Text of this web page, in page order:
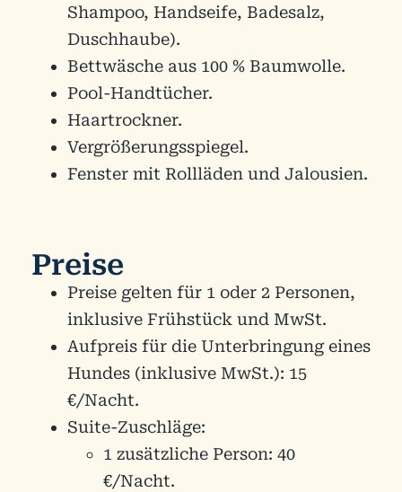
Shampoo, Handseife, Badesalz,
Duschhaube).
Bettwäsche aus 100 % Baumwolle.
Pool-Handtücher.
Haartrockner.
Vergrößerungsspiegel.
Fenster mit Rollläden und Jalousien.
Preise
Preise gelten für 1 oder 2 Personen,
inklusive Frühstück und MwSt.
Aufpreis für die Unterbringung eines
Hundes (inklusive MwSt.): 15
€/Nacht.
Suite-Zuschläge:
1 zusätzliche Person: 40
€/Nacht.